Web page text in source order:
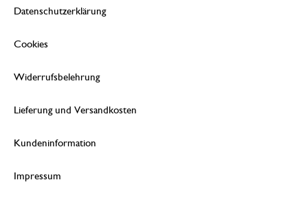
Datenschutzerklärung
Cookies
Widerrufsbelehrung
Lieferung und Versandkosten
Kundeninformation
Impressum